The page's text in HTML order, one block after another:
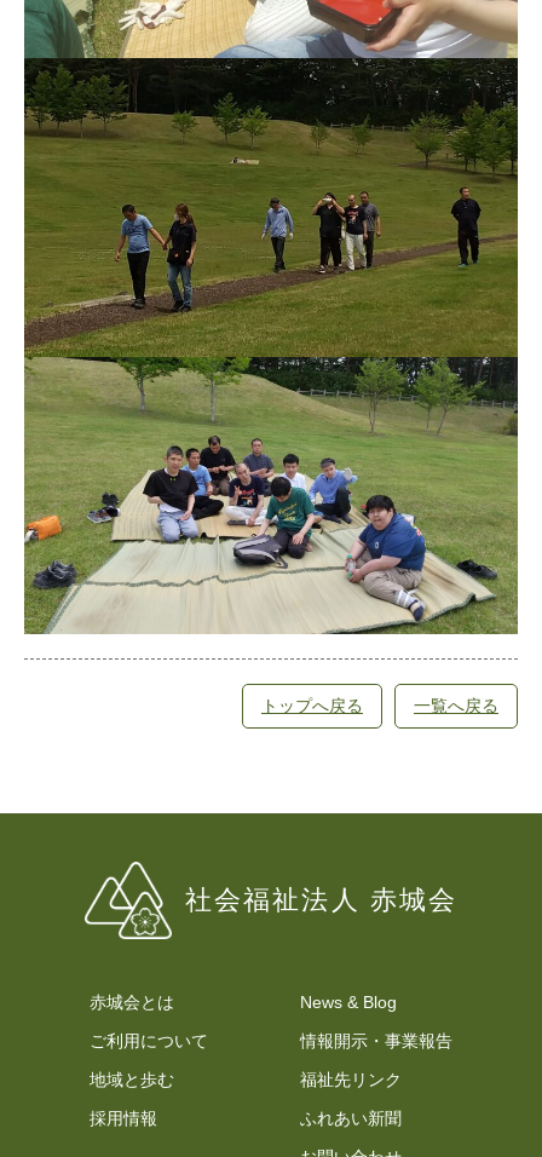
トップへ戻る 一覧へ戻る
社会福祉法⼈ 赤城会
赤城会とは
ご利用について
地域と歩む
採用情報
News & Blog
情報開示・事業報告
福祉先リンク
ふれあい新聞